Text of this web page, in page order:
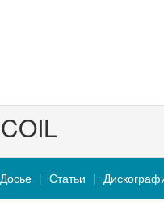
COIL
Досье Статьи